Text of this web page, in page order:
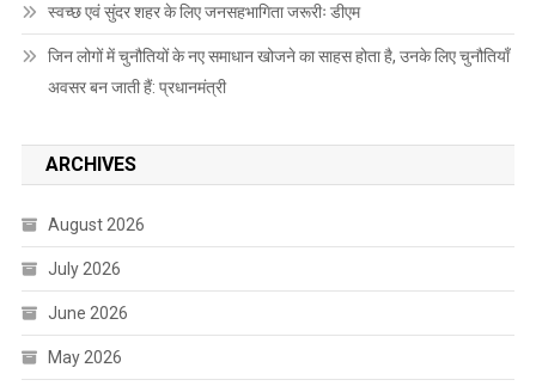
स्वच्छ एवं सुंदर शहर के लिए जनसहभागिता जरूरीः डीएम
जिन लोगों में चुनौतियों के नए समाधान खोजने का साहस होता है, उनके लिए चुनौतियाँ
अवसर बन जाती हैं: प्रधानमंत्री
ARCHIVES
August 2026
July 2026
June 2026
May 2026